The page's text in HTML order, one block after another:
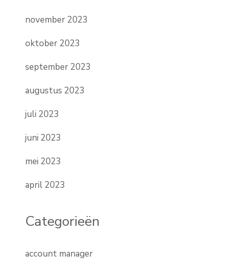
november 2023
oktober 2023
september 2023
augustus 2023
juli 2023
juni 2023
mei 2023
april 2023
Categorieën
account manager